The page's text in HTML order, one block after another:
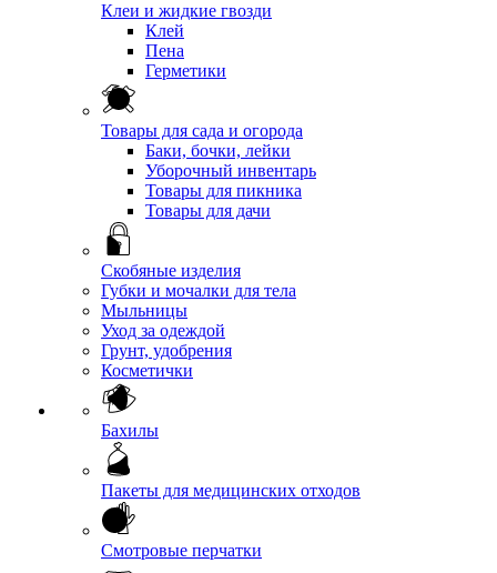
Клеи и жидкие гвозди
Клей
Пена
Герметики
Товары для сада и огорода
Баки, бочки, лейки
Уборочный инвентарь
Товары для пикника
Товары для дачи
Скобяные изделия
Губки и мочалки для тела
Мыльницы
Уход за одеждой
Грунт, удобрения
Косметички
Бахилы
Пакеты для медицинских отходов
Смотровые перчатки